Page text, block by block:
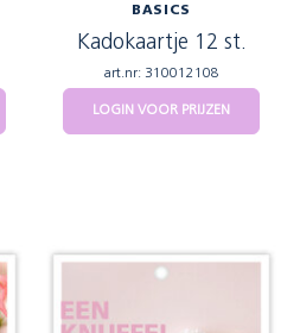
BASICS
Kadokaartje 12 st.
art.nr: 310012108
LOGIN VOOR PRIJZEN